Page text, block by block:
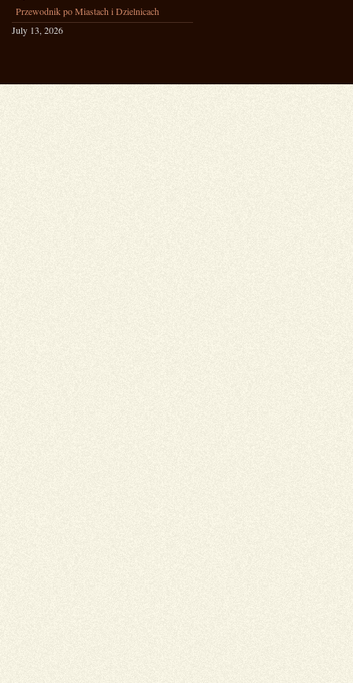
Przewodnik po Miastach i Dzielnicach
July 13, 2026